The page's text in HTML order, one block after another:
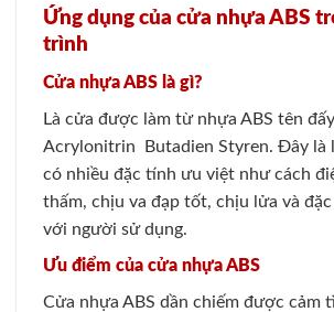
Ứng dụng của cửa nhựa ABS
trình
Cửa nhựa ABS là gì?
Là cửa được làm từ nhựa ABS tên
Acrylonitrin Butadien Styren. Đây là
có nhiều đặc tính ưu việt như cách
thấm, chịu va đạp tốt, chịu lửa và
với người sử dụng.
Ưu điểm của cửa nhựa ABS
Cửa nhựa ABS dần chiếm được cảm